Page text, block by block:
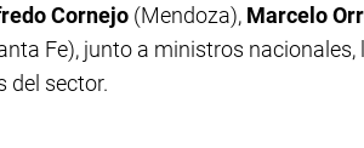
Cornejo (Mendoza), Marcelo
Fe), junto a ministros nacionales,
del sector.